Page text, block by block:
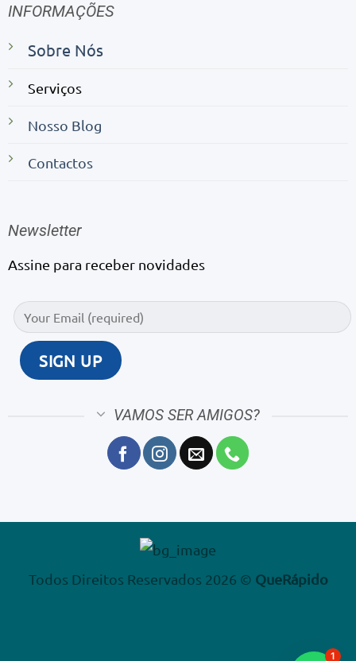
INFORMAÇÕES
Sobre Nós
Serviços
Nosso Blog
Contactos
Newsletter
Assine para receber novidades
VAMOS SER AMIGOS?
Todos Direitos Reservados 2026 © QueRápido
1